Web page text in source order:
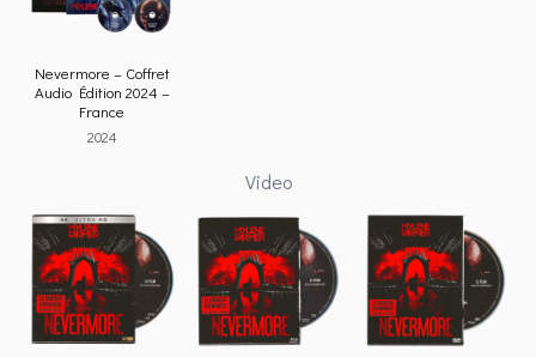
Nevermore – Coffret
Audio Édition 2024 –
France
2024
Video